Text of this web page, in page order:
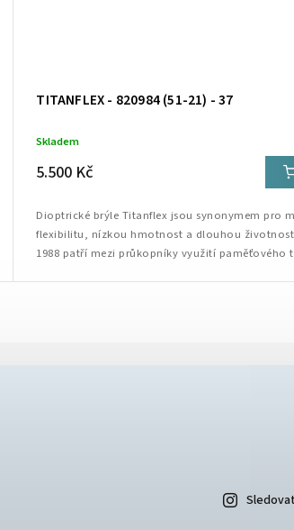
TITANFLEX - 820984 (51-21) - 37
Skladem
5.500 Kč
Dioptrické brýle Titanflex jsou synonymem pro
flexibilitu, nízkou hmotnost a dlouhou
1988 patří mezi průkopníky využití paměťového